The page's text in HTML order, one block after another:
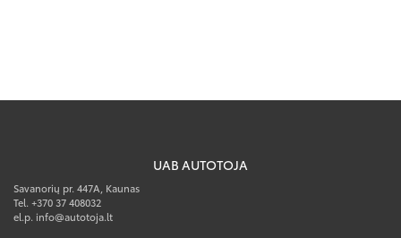
UAB AUTOTOJA
Savanorių pr. 447A, Kaunas
Tel. +370 37 408032
el.p. info@autotoja.lt